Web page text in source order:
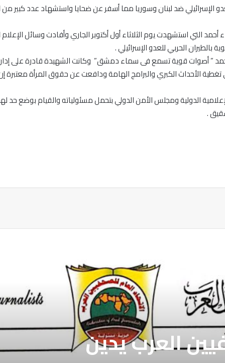
الإسرائيلي ضد لبنان وسوريا مما أسفر عن ضحايا واستشهاد عدد كبير
التي استشهدت يوم الثلاثاء أول أكتوبر الجاري وأفادت وسائل
الحربي للعدو الإسرائيلي .
” أصوات قوية تسمع فى سماء دمشق” وكانت الشهيدة قادرة على
الأحداث الكبري والبرامج الهامة ودافعت عن حقوق المرأة معتبرة
الدولية ومجلس الأمن الدولي بتحمل مسئولياته والقيام بوضع حد لهذا
.